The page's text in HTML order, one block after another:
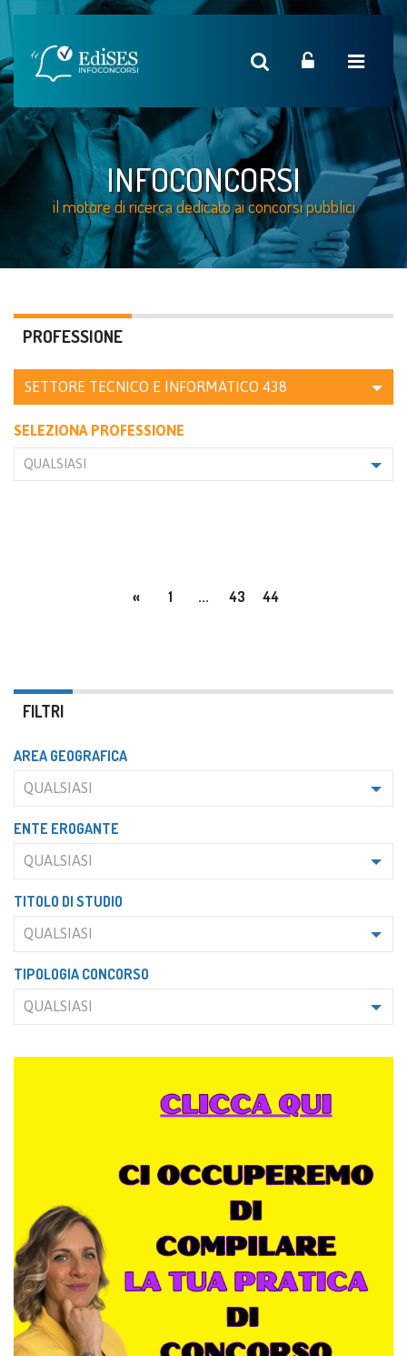
INFOCONCORSI
il motore di ricerca dedicato ai concorsi pubblici
PROFESSIONE
SETTORE TECNICO E INFORMATICO 438
SELEZIONA PROFESSIONE
QUALSIASI
« 1 ... 43 44
FILTRI
AREA GEOGRAFICA
QUALSIASI
ENTE EROGANTE
QUALSIASI
TITOLO DI STUDIO
QUALSIASI
TIPOLOGIA CONCORSO
QUALSIASI